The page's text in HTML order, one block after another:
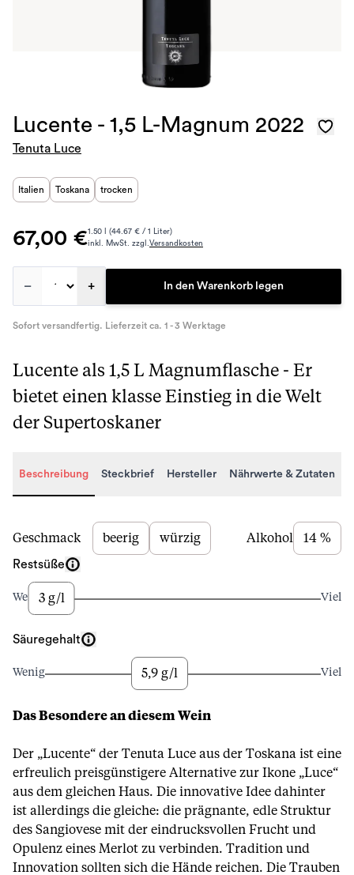
Lucente - 1,5 L-Magnum 2022
Tenuta Luce
Italien Toskana trocken
67,00 €1.50 l (44.67 € / 1 Liter)
inkl. MwSt. zzgl.Versandkosten
– + In den Warenkorb legen
Sofort versandfertig. Lieferzeit ca. 1 - 3 Werktage
Lucente als 1,5 L Magnumflasche - Er
bietet einen klasse Einstieg in die Welt
der Supertoskaner
Beschreibung Steckbrief Hersteller Nährwerte & Zutaten
Beschreibung
Geschmack beerig würzig Alkohol 14 %
Restsüße
Wenig3 g/l Viel
Säuregehalt
Wenig 5,9 g/l Viel
Das Besondere an diesem Wein
Der „Lucente“ der Tenuta Luce aus der Toskana ist eine
erfreulich preisgünstigere Alternative zur Ikone „Luce“
aus dem gleichen Haus. Die innovative Idee dahinter
ist allerdings die gleiche: die prägnante, edle Struktur
des Sangiovese mit der eindrucksvollen Frucht und
Opulenz eines Merlot zu verbinden. Tradition und
Innovation sollten sich die Hände reichen. Die Trauben